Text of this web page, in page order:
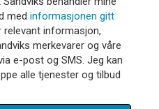
med informasjonen gitt
relevant informasjon,
merkevarer og våre
e-post og SMS. Jeg kan
alle tjenester og tilbud